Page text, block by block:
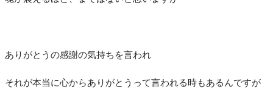
ありがとうの感謝の気持ちを言われ
それが本当に心からありがとうって言われる時もあるんですが